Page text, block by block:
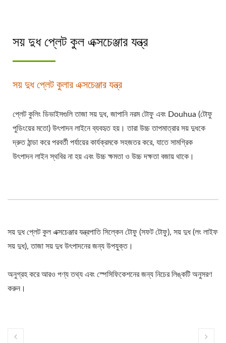
সয় দুধ প্লেট কুল এক্সচেঞ্জার যন্ত্র
সয় দুধ প্লেট কুলার এক্সচেঞ্জার যন্ত্র
প্লেট কুলিং ডিভাইসগুলি তাজা সয় দুধ, জাপানি নরম টোফু এবং Douhua (টোফু
পুডিংয়ের মতো) উৎপাদন লাইনে ব্যবহৃত হয়। তারা উচ্চ তাপমাত্রার সয় দুধকে
দ্রুত ঠান্ডা করে পরবর্তী পর্যায়ের কার্যক্রমকে সহজতর করে, যাতে সামগ্রিক
উৎপাদন লাইন স্থবির না হয় এবং উচ্চ ক্ষমতা ও উচ্চ দক্ষতা বজায় থাকে।
সয় দুধ প্লেট কুল এক্সচেঞ্জার যন্ত্রপাতি সিল্কেন টোফু (সফট টোফু), সয় দুধ (লং লাইফ
সয় দুধ), তাজা সয় দুধ উৎপাদনের জন্য উপযুক্ত।
অনুগ্রহ করে আরও পণ্য তথ্য এবং স্পেসিফিকেশনের জন্য নিচের লিঙ্কটি অনুসরণ
করুন।